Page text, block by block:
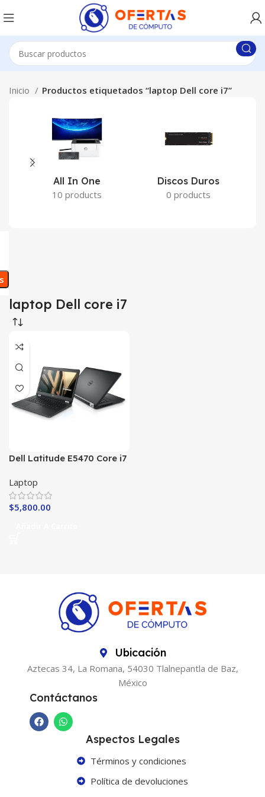
Inicio Productos etiquetados “laptop Dell core i7”
All In One
10 products
Discos Duros
0 products
laptop Dell core i7
Dell Latitude E5470 Core i7
Laptop
$5,800.00
Ubicación
Aztecas 34, La Romana, 54030 Tlalnepantla de Baz,
México
Contáctanos
Aspectos Legales
Términos y condiciones
Política de devoluciones